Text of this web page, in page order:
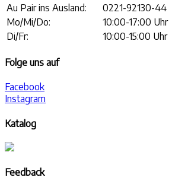
Au Pair ins Ausland:
0221-92130-44
Mo/Mi/Do:
10:00-17:00 Uhr
Di/Fr:
10:00-15:00 Uhr
Folge uns auf
Facebook
Instagram
Katalog
Feedback